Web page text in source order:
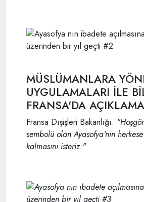
MÜSLÜMANLARA
UYGULAMALARI İLE
FRANSA'DA
Fransa Dışişleri Bakanlığı:
sembolü olan Ayasofya'nın
kalmasını isteriz."